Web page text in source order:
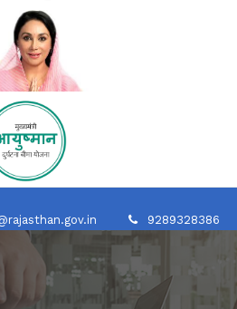
9289328386